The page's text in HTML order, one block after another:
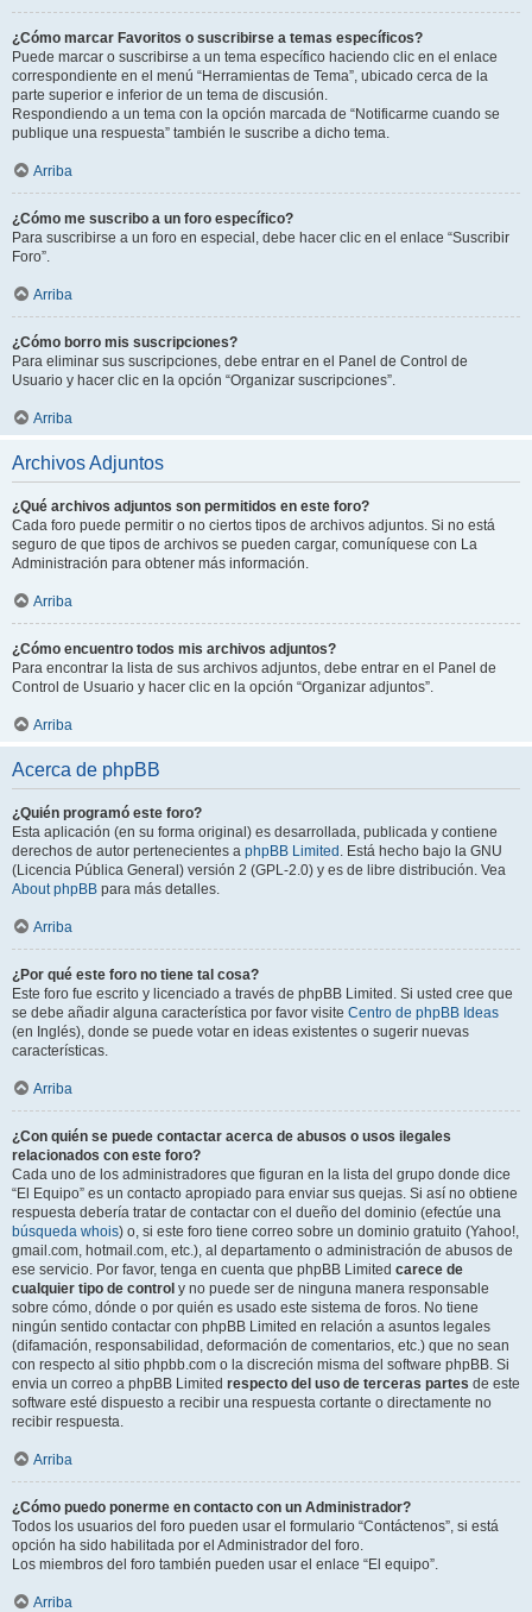
¿Cómo marcar Favoritos o suscribirse a temas específicos?
Puede marcar o suscribirse a un tema específico haciendo clic en el enlace
correspondiente en el menú “Herramientas de Tema”, ubicado cerca de la
parte superior e inferior de un tema de discusión.
Respondiendo a un tema con la opción marcada de “Notificarme cuando se
publique una respuesta” también le suscribe a dicho tema.
Arriba
¿Cómo me suscribo a un foro específico?
Para suscribirse a un foro en especial, debe hacer clic en el enlace “Suscribir
Foro”.
Arriba
¿Cómo borro mis suscripciones?
Para eliminar sus suscripciones, debe entrar en el Panel de Control de
Usuario y hacer clic en la opción “Organizar suscripciones”.
Arriba
Archivos Adjuntos
¿Qué archivos adjuntos son permitidos en este foro?
Cada foro puede permitir o no ciertos tipos de archivos adjuntos. Si no está
seguro de que tipos de archivos se pueden cargar, comuníquese con La
Administración para obtener más información.
Arriba
¿Cómo encuentro todos mis archivos adjuntos?
Para encontrar la lista de sus archivos adjuntos, debe entrar en el Panel de
Control de Usuario y hacer clic en la opción “Organizar adjuntos”.
Arriba
Acerca de phpBB
¿Quién programó este foro?
Esta aplicación (en su forma original) es desarrollada, publicada y contiene
derechos de autor pertenecientes a phpBB Limited . Está hecho bajo la GNU
(Licencia Pública General) versión 2 (GPL-2.0) y es de libre distribución. Vea
About phpBB para más detalles.
Arriba
¿Por qué este foro no tiene tal cosa?
Este foro fue escrito y licenciado a través de phpBB Limited. Si usted cree que
se debe añadir alguna característica por favor visite Centro de phpBB Ideas
(en Inglés), donde se puede votar en ideas existentes o sugerir nuevas
características.
Arriba
¿Con quién se puede contactar acerca de abusos o usos ilegales
relacionados con este foro?
Cada uno de los administradores que figuran en la lista del grupo donde dice
“El Equipo” es un contacto apropiado para enviar sus quejas. Si así no obtiene
respuesta debería tratar de contactar con el dueño del dominio (efectúe una
búsqueda whois) o, si este foro tiene correo sobre un dominio gratuito (Yahoo!,
gmail.com, hotmail.com, etc.), al departamento o administración de abusos de
ese servicio. Por favor, tenga en cuenta que phpBB Limited carece de
cualquier tipo de control y no puede ser de ninguna manera responsable
sobre cómo, dónde o por quién es usado este sistema de foros. No tiene
ningún sentido contactar con phpBB Limited en relación a asuntos legales
(difamación, responsabilidad, deformación de comentarios, etc.) que no sean
con respecto al sitio phpbb.com o la discreción misma del software phpBB. Si
envia un correo a phpBB Limited respecto del uso de terceras partes de este
software esté dispuesto a recibir una respuesta cortante o directamente no
recibir respuesta.
Arriba
¿Cómo puedo ponerme en contacto con un Administrador?
Todos los usuarios del foro pueden usar el formulario “Contáctenos”, si está
opción ha sido habilitada por el Administrador del foro.
Los miembros del foro también pueden usar el enlace “El equipo”.
Arriba